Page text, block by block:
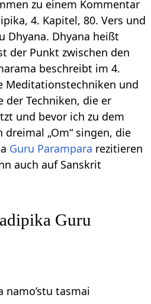
zu einem Kommentar
4. Kapitel, 80. Vers und
Dhyana. Dhyana heißt
der Punkt zwischen den
beschreibt im 4.
Meditationstechniken und
der Techniken, die er
und bevor ich zu dem
„Om“ singen, die
Guru Parampara rezitieren
auch auf Sanskrit
Guru
namo’stu tasmai